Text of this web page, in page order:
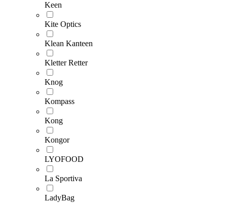
Keen
Kite Optics
Klean Kanteen
Kletter Retter
Knog
Kompass
Kong
Kongor
LYOFOOD
La Sportiva
LadyBag